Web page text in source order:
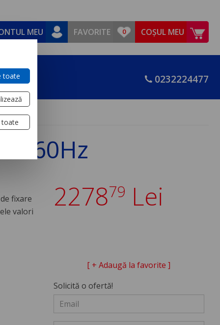
MEU FAVORITE COȘUL MEU
0232224477
60Hz
fixare
valori
227879 Lei
[ + Adaugă la favorite ]
Solicită o ofertă!
toate
toate